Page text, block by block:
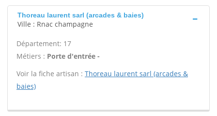
Thoreau laurent sarl (arcades & baies)
Ville : Rnac champagne
Département: 17
Métiers : Porte d'entrée -
Voir la fiche artisan : Thoreau laurent sarl (arcades &
baies)